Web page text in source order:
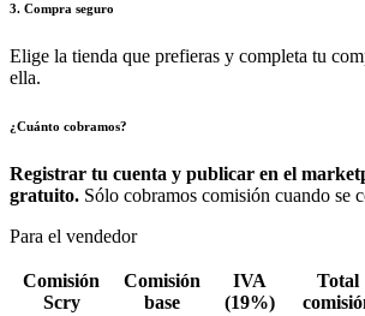
3. Compra seguro
Elige la tienda que prefieras y completa tu
ella.
¿Cuánto cobramos?
Registrar tu cuenta y publicar en el
gratuito. Sólo cobramos comisión cuando se
Para el vendedor
Comisión
Scry
Comisión
base
IVA
(19%)
Total